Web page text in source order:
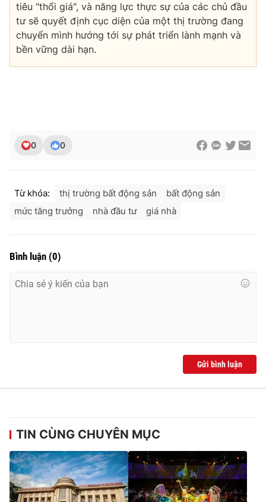
tiêu "thổi giá", và năng lực thực sự của các chủ đầu
tư sẽ quyết định cục diện của một thị trường đang
chuyển mình hướng tới sự phát triển lành mạnh và
bền vững dài hạn.
0 0
Từ khóa: thị trường bất động sản
bất động sản
mức tăng trưởng
nhà đầu tư giá nhà
Bình luận (0)
Gửi bình luận
TIN CÙNG CHUYÊN MỤC